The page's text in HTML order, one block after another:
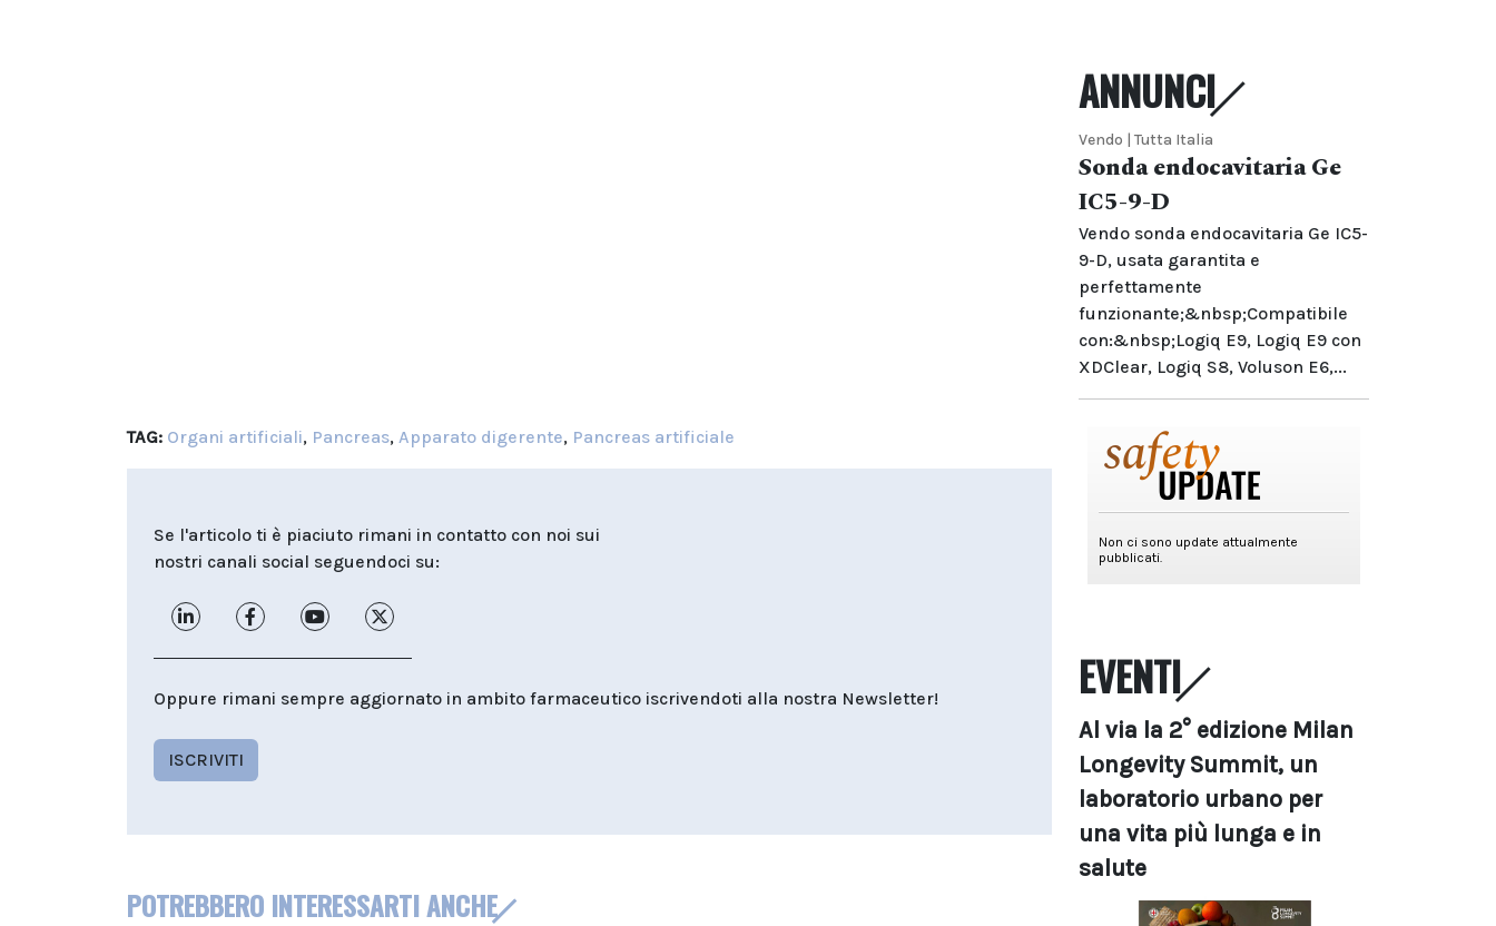
TAG: Organi artificiali, Pancreas, Apparato digerente, Pancreas artificiale
Se l'articolo ti è piaciuto rimani in contatto con noi sui
nostri canali social seguendoci su:
Oppure rimani sempre aggiornato in ambito farmaceutico iscrivendoti alla nostra Newsletter!
ISCRIVITI
POTREBBERO INTERESSARTI ANCHE
ANNUNCI
Vendo | Tutta Italia
Sonda endocavitaria Ge
IC5-9-D
Vendo sonda endocavitaria Ge IC5-
9-D, usata garantita e
perfettamente
funzionante;&nbsp;Compatibile
con:&nbsp;Logiq E9, Logiq E9 con
XDClear, Logiq S8, Voluson E6,...
EVENTI
Al via la 2° edizione Milan
Longevity Summit, un
laboratorio urbano per
una vita più lunga e in
salute